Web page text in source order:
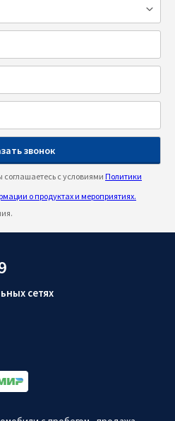
с условиями Политики
о продуктах и мероприятиях.
сетях